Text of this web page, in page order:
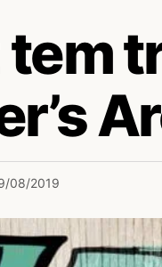
tem
08/2019